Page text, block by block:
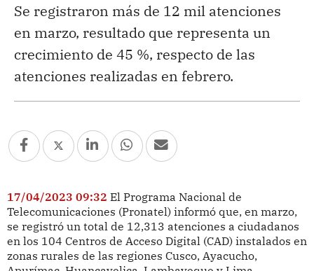
Se registraron más de 12 mil atenciones
en marzo, resultado que representa un
crecimiento de 45 %, respecto de las
atenciones realizadas en febrero.
17/04/2023 09:32 El Programa Nacional de
Telecomunicaciones (Pronatel) informó que, en marzo,
se registró un total de 12,313 atenciones a ciudadanos
en los 104 Centros de Acceso Digital (CAD) instalados en
zonas rurales de las regiones Cusco, Ayacucho,